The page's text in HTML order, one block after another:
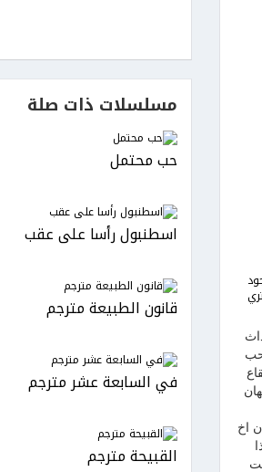
احداث
حب
اخ
مسلسلات ذات صلة
حب محتمل
اسطنبول رأسا على عقب
قانون الطبيعة مترجم
في السابعة عشر مترجم
القبيحة مترجم